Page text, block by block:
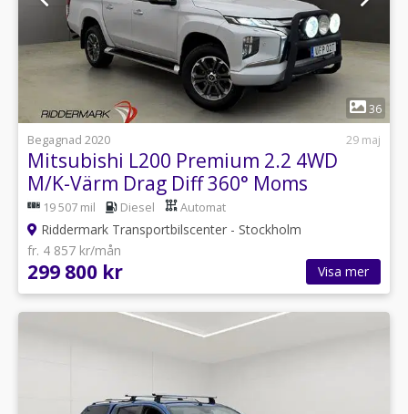
1
36
Begagnad 2020
29 maj
Mitsubishi L200 Premium 2.2 4WD
M/K-Värm Drag Diff 360° Moms
19 507 mil Diesel Automat
Riddermark Transportbilscenter - Stockholm
fr. 4 857 kr/mån
299 800 kr Visa mer